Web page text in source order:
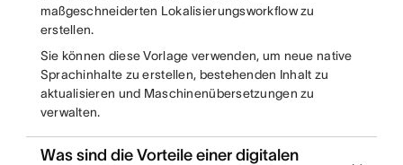
maßgeschneiderten Lokalisierungsworkflow zu
erstellen.
Sie können diese Vorlage verwenden, um neue native
Sprachinhalte zu erstellen, bestehenden Inhalt zu
aktualisieren und Maschinenübersetzungen zu
verwalten.
Was sind die Vorteile einer digitalen